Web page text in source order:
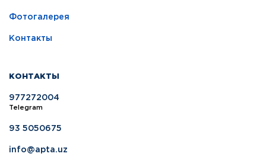
Фотогалерея
Контакты
КОНТАКТЫ
977272004
Telegram
93 5050675
info@apta.uz